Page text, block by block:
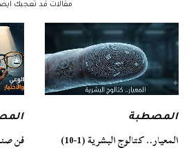
مقالات قد تعجبك
المصطبة
المعيار.. كتالوج البشرية (1-10) فن